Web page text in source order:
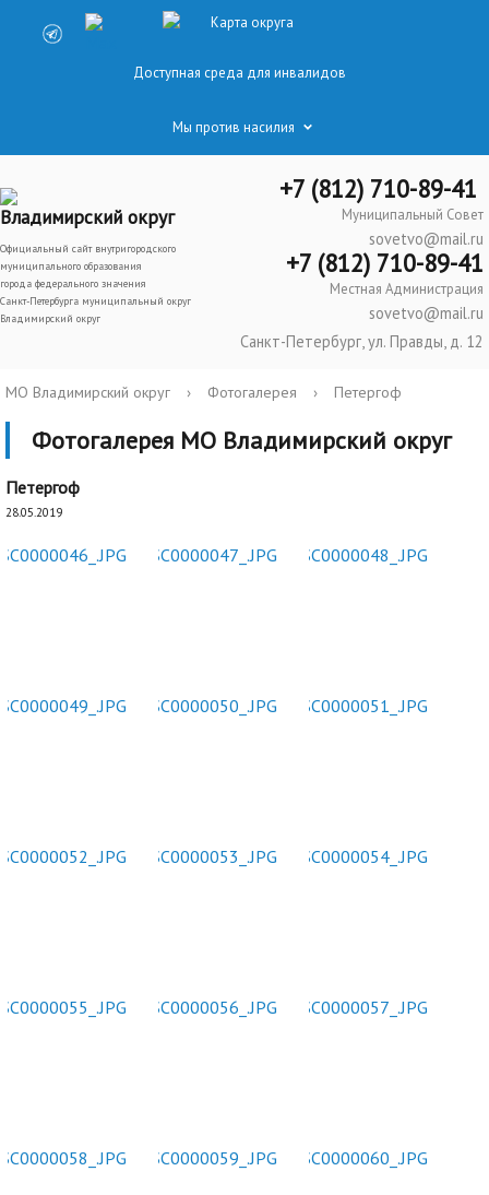
Карта округа
Доступная среда для инвалидов
Мы против насилия
Владимирский округ
Официальный сайт внутригородского
муниципального образования
города федерального значения
Санкт-Петербурга муниципальный округ
Владимирский округ
+7 (812) 710-89-41
Муниципальный Совет
sovetvo@mail.ru
+7 (812) 710-89-41
Местная Администрация
sovetvo@mail.ru
Санкт-Петербург, ул. Правды, д. 12
МО Владимирский округ › Фотогалерея › Петергоф
Фотогалерея МО Владимирский округ
Петергоф
28.05.2019